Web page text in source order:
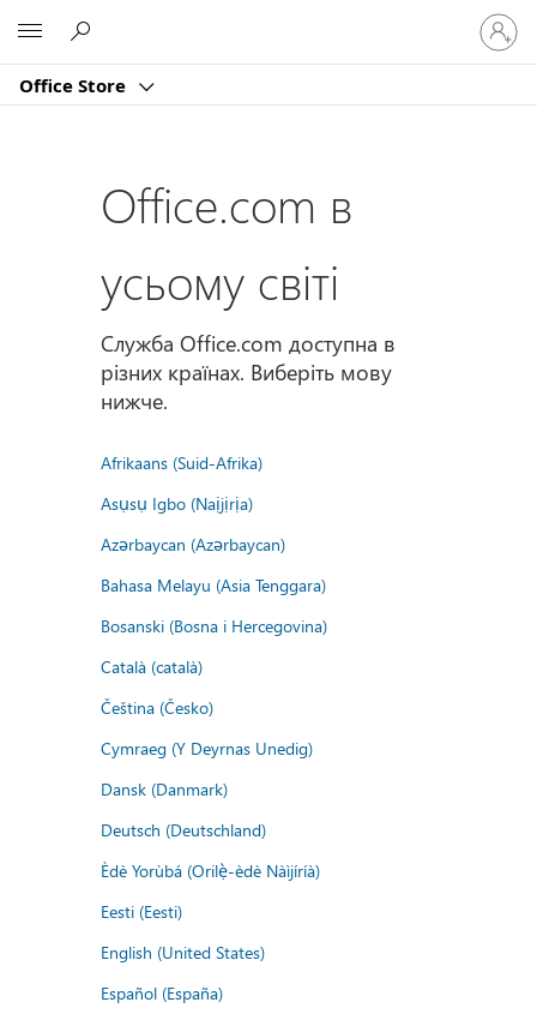
Office Store
свій
запис
Office.com в
усьому світі
Служба Office.com доступна в
різних країнах. Виберіть мову
нижче.
Afrikaans (Suid-Afrika)
Asụsụ Igbo (Naịjịrịa)
Azərbaycan (Azərbaycan)
Bahasa Melayu (Asia Tenggara)
Bosanski (Bosna i Hercegovina)
Català (català)
Čeština (Česko)
Cymraeg (Y Deyrnas Unedig)
Dansk (Danmark)
Deutsch (Deutschland)
Èdè Yorùbá (Orilẹ̀-èdè Nàìjíríà)
Eesti (Eesti)
English (United States)
Español (España)